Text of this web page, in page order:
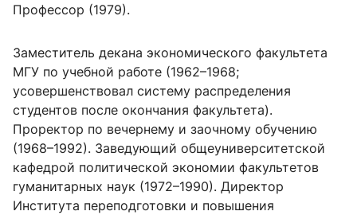
Профессор (1979).
Заместитель декана экономического факультета
МГУ по учебной работе (1962–1968;
усовершенствовал систему распределения
студентов после окончания факультета).
Проректор по вечернему и заочному обучению
(1968–1992). Заведующий общеуниверситетской
кафедрой политической экономии факультетов
гуманитарных наук (1972–1990). Директор
Института переподготовки и повышения